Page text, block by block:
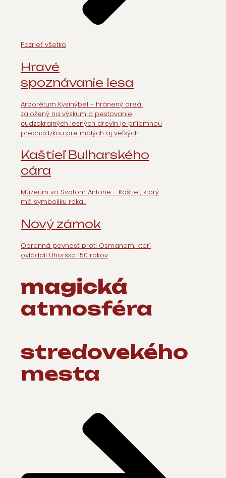
Pozrieť všetko
Hravé
spoznávanie lesa
Arborétum Kysihýbel - hránený areál
založený na výskum a pestovanie
cudzokrajných lesných drevín je príjemnou
prechádzkou pre malých aj veľkých.
KaštieľBulharského
cára
Múzeum vo Svätom Antone - Kaštieľ, ktorý
má symboliku roka...
Nový zámok
Obranná pevnosť proti Osmanom, ktorí
ovládali Uhorsko 150 rokov
magická
atmosféra
stredovekého
mesta